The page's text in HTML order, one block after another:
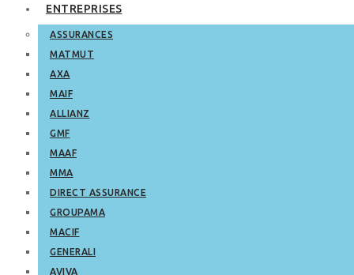
ENTREPRISES
ASSURANCES
MATMUT
AXA
MAIF
ALLIANZ
GMF
MAAF
MMA
DIRECT ASSURANCE
GROUPAMA
MACIF
GENERALI
AVIVA